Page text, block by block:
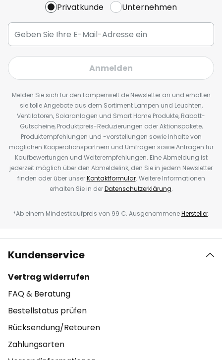
Privatkunde Unternehmen
Anmelden
Melden Sie sich für den Lampenwelt.de Newsletter an und erhalten
sie tolle Angebote aus dem Sortiment Lampen und Leuchten,
Ventilatoren, Solaranlagen und Smart Home Produkte, Rabatt-
Gutscheine, Produktpreis-Reduzierungen oder Aktionspakete,
Produktempfehlungen und -vorstellungen sowie Inhalte von
möglichen Kooperationspartnern und Umfragen sowie Anfragen für
Kaufbewertungen und Weiterempfehlungen. Eine Abmeldung ist
jederzeit möglich über den Abmeldelink, den Sie in jedem Newsletter
finden oder über unserKontaktformular. Weitere Informationen
erhalten Sie in derDatenschutzerklärung.
*Ab einem Mindestkaufpreis von 99 €. AusgenommeneHersteller.
Kundenservice
Vertrag widerrufen
FAQ & Beratung
Bestellstatus prüfen
Rücksendung/Retouren
Zahlungsarten